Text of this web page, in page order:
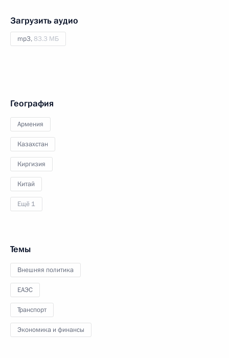
Загрузить аудио
mp3,83.3 МБ
География
Армения
Казахстан
Киргизия
Китай
Ещё 1
Темы
Внешняя политика
ЕАЭС
Транспорт
Экономика и финансы